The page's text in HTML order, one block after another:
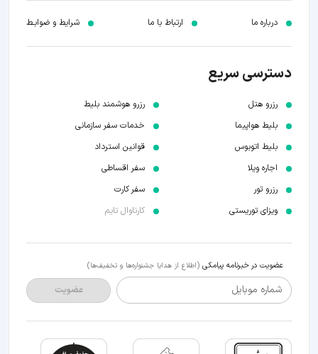
درباره ما ارتباط با ما شرایط و ضوابـط
دسترسی سریع
رزرو هتل
بلیط هواپیما
بلیط اتوبوس
اجاره ویلا
رزرو تور
ویزای توریستی
رزرو هوشمند بلیط
خدمات سفر سازمانی
قوانین استرداد
سفر اقساطی
سفر کارت
کارناوال تایم
عضویت در خبرنامه پیامکی (اطلاع از هدایا جشنواره‌ها و تخفیف‌ها)
شماره موبایل عضویت